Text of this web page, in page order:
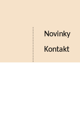
Novinky
Kontakt